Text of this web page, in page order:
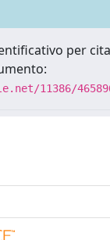
per
11386/